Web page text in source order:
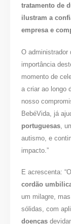
tratamento de
ilustram a
empresa e
O administrador
importância
momento de
a criar ao longo
nosso
BebéVida, já
portuguesas ,
autismo, e
impacto.”
E acrescenta:
cordão
um milagre,
sólidas, com
doenças